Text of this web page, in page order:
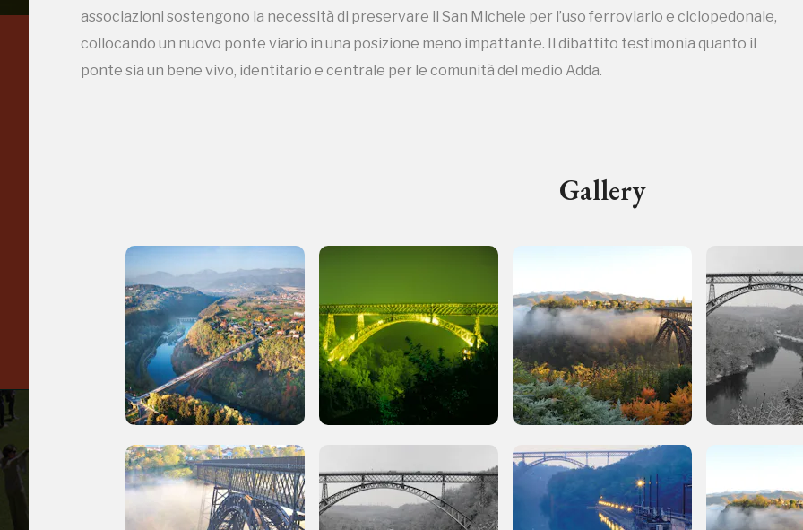
associazioni sostengono la necessità di preservare il San Michele per l’uso ferroviario e ciclopedonale,
collocando un nuovo ponte viario in una posizione meno impattante. Il dibattito testimonia quanto il
ponte sia un bene vivo, identitario e centrale per le comunità del medio Adda.
Gallery
Regalati 365 giorni di
ISCRIVITI AL FAI
Scopri tutte le opportunità riservate agli iscritti
Ingresso
nei Beni FAI tutto
Gratis
Gallerie
Milano